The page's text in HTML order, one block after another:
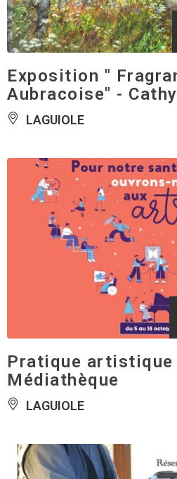
Exposition "
Aubracoise" -
LAGUIOLE
Pratique artistique
Médiathèque
LAGUIOLE